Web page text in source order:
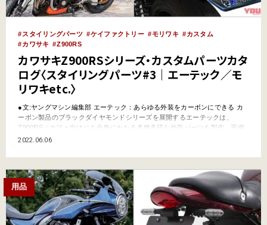
スタイリングパーツ ケイファクトリー モリワキ
カスタム
カワサキ
Z900RS
カワサキZ900RSシリーズ・カスタムパーツカタ
ログ〈スタイリングパーツ#3｜エーテック／モ
リワキetc.〉
●文:ヤングマシン編集部 エーテック：あらゆる外装をカーボンにできる カ
ーボン製品のブラックダイヤモンドシリーズを展開するエーテックは、
Z900RS／カフェ向けにも全身にわたる多種多様な外装パーツを製作。平織
／綾織の一般的なドライカーボンのほか、カーボンケブラーや最高強度を誇
商品に設定。エーテックの造形美をリーズナブルに…
2022.06.06
用品